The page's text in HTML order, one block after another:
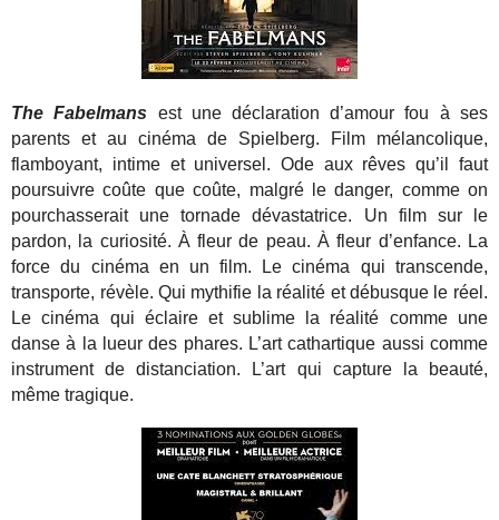
The Fabelmans est une déclaration d’amour fou à ses
parents et au cinéma de Spielberg. Film mélancolique,
flamboyant, intime et universel. Ode aux rêves qu’il faut
poursuivre coûte que coûte, malgré le danger, comme on
pourchasserait une tornade dévastatrice. Un film sur le
pardon, la curiosité. À fleur de peau. À fleur d’enfance. La
force du cinéma en un film. Le cinéma qui transcende,
transporte, révèle. Qui mythifie la réalité et débusque le réel.
Le cinéma qui éclaire et sublime la réalité comme une
danse à la lueur des phares. L’art cathartique aussi comme
instrument de distanciation. L’art qui capture la beauté,
même tragique.